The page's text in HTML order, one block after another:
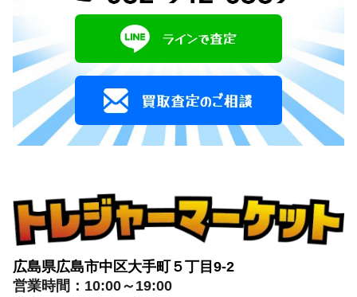
広島県広島市中区大手町５丁目9-2
営業時間：10:00～19:00